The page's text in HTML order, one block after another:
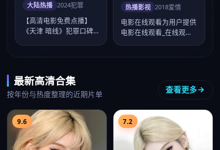
大陆热播 2024犯罪
【高清电影免费点播】
《天津 暗线》犯罪口碑
热播影视 2018爱情
电影在线观看为用户提供
电影在线观看_在线观看
最新高清合集
按年份与热度整理的近期片单 查看更多
9.6 7.2